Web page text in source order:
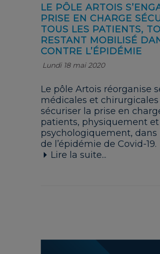
LE PÔLE ARTOIS
PRISE EN CHARGE
TOUS LES PATIENTS,
RESTANT MOBILISÉ
CONTRE L’ÉPIDÉMIE
Lundi 18 mai 2020
Le pôle Artois réorganise
médicales et chirurgicales
sécuriser la prise en
patients, physiquement et
psychologiquement, dans
de l’épidémie de Covid-19.
Lire la suite...